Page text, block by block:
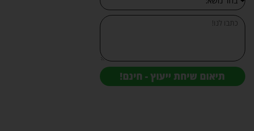
תיאום שיחת ייעוץ - חינם!